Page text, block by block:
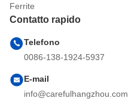
Ferrite
Contatto rapido
Telefono
0086-138-1924-5937
E-mail
info@carefulhangzhou.com